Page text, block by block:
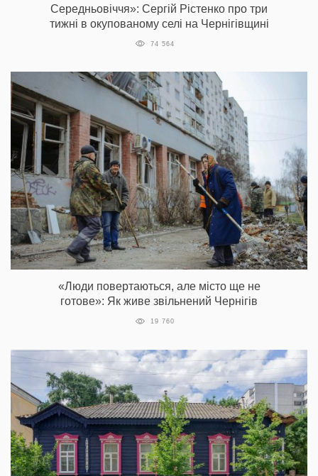
Середньовіччя»: Сергій Рістенко про три
тижні в окупованому селі на Чернігівщині
74 564
«Люди повертаються, але місто ще не
готове»: Як живе звільнений Чернігів
19 760